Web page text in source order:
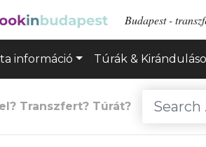
Budapest -
információ Túrák &
Transzfert? Túrát?